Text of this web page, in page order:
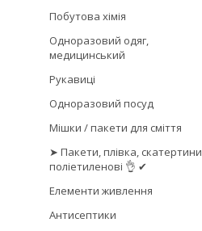
Побутова хімія
Одноразовий одяг,
медицинський
Рукавиці
Одноразовий посуд
Мішки / пакети для сміття
➤ Пакети, плівка, скатертини
поліетиленові 👌 ✔
Елементи живлення
Антисептики